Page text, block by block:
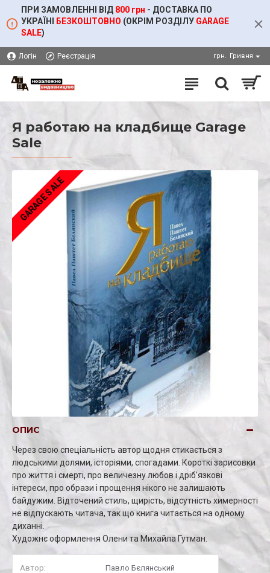
ПРИ ЗАМОВЛЕННІ ВІД 800 грн - ДОСТАВКА ПО
УКРАЇНІ
БЕЗКОШТОВНО (ОКРІМ РОЗДІЛУ GARAGE
SALE)
Логін Реєстрація грн. Гривня
Я работаю на кладбище Garage
Sale
GARAGE SALE
ОПИС
Через свою спеціальність автор щодня стикається з
людськими долями, історіями, спогадами. Короткі зарисовки
про життя і смерті, про величезну любов і дріб'язкові
інтереси, про образи і прощення нікого не залишають
байдужим. Відточений стиль, щирість, відсутність химерності
не відпускають читача, так що книга читається на одному
диханні.
Художнє оформлення Олени та Михайла Гутман.
Автор: Павло Бєлянський